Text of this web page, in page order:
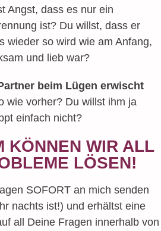
Angst, dass es nur ein
ist? Du willst, dass er
wieder so wird wie am Anfang,
und lieb war?
beim Lügen erwischt
wie vorher? Du willst ihm ja
einfach nicht?
KÖNNEN WIR ALL
LÖSEN!
SOFORT an mich senden
nachts ist!) und erhältst eine
all Deine Fragen innerhalb von